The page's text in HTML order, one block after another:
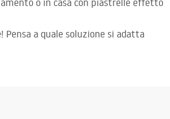
o in casa con piastrelle effetto
Pensa a quale soluzione si adatta